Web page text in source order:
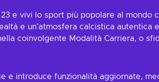
offerte
e vivi lo sport più popolare al mondo
e un’atmosfera calcistica autentica
coinvolgente Modalità Carriera, o
e introduce funzionalità aggiornate,